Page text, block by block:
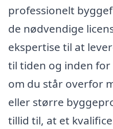
professionelt
de nødvendige
ekspertise til at
til tiden og inden
om du står overfor
eller større
tillid til, at et